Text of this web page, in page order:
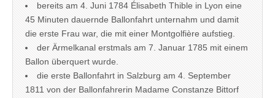
bereits am 4. Juni 1784 Élisabeth Thible in Lyon eine
45 Minuten dauernde Ballonfahrt unternahm und damit
die erste Frau war, die mit einer Montgolfière aufstieg.
der Ärmelkanal erstmals am 7. Januar 1785 mit einem
Ballon überquert wurde.
die erste Ballonfahrt in Salzburg am 4. September
1811 von der Ballonfahrerin Madame Constanze Bittorf